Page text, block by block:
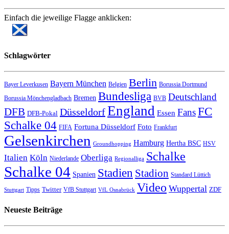
Einfach die jeweilige Flagge anklicken:
Schlagwörter
Bayer Leverkusen Bayern München Belgien Berlin Borussia Dortmund
Borussia Mönchengladbach Bremen Bundesliga BVB Deutschland
DFB DFB-Pokal DüsseldorfEngland Essen FansFC
Schalke 04 FIFA Fortuna Düsseldorf Foto Frankfurt
Gelsenkirchen Groundhopping Hamburg Hertha BSC HSV
Italien Köln Niederlande Oberliga Regionalliga Schalke
Schalke 04 Spanien Stadien Stadion Standard Lüttich
Stuttgart Tipps Twitter VfB Stuttgart VfL Osnabrück Video Wuppertal ZDF
Neueste Beiträge